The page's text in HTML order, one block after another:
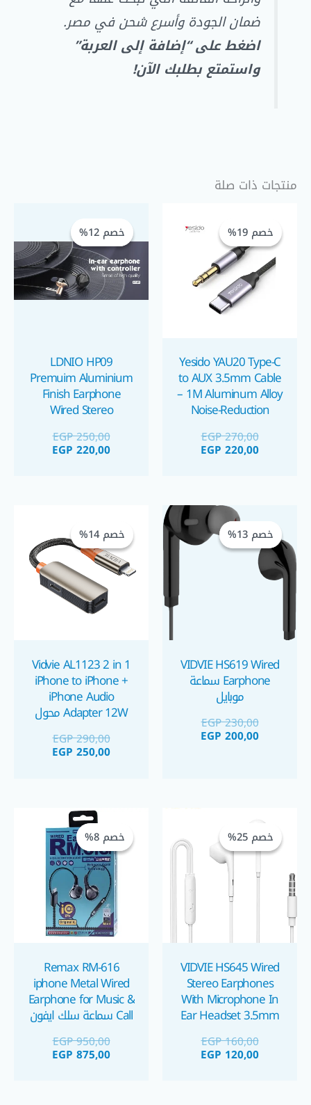
ضمان الجودة وأسرع شحن في مصر.
اضغط على “إضافة إلى العربة”
واستمتع بطلبك الآن!
منتجات ذات صلة
خصم 19%
خصم 19%
Yesido YAU20 Type-C
to AUX 3.5mm Cable
– 1M Aluminum Alloy
Noise-Reduction
تايب سي
EGP270,00
الأصلي
هو:
EGP 220,00
الحالي
هو: خصم 12%
خصم 12%
LDNIO HP09
Premuim Aluminium
Finish Earphone
Wired Stereo
أذن سلكية مصنوعة من
الألمنيوم فاخرة
EGP250,00
250,00.
EGP 220,00
220,00.
خصم 13%
خصم 13%
VIDVIE HS619 Wired
Earphone سماعة
موبايل
EGP230,00
السعر
الأصلي
هو:
EGP 230,00.
EGP 200,00
السعر
الحالي
هو:
EGP 200,00.
خصم 14%
خصم 14%
Vidvie AL1123 2 in 1
iPhone to iPhone +
iPhone Audio
Adapter 12W محول
EGP290,00
هو:
290,00.
EGP 250,00
هو:
250,00.
خصم 25%
خصم 25%
VIDVIE HS645 Wired
Stereo Earphones
With Microphone In
Ear Headset 3.5mm
EGP160,00
السعر
هو:
EGP 160,00.
EGP 120,00
السعر
هو:
EGP 120,00.
خصم 8%
خصم 8%
Remax RM-616
iphone Metal Wired
Earphone for Music &
Call سماعة سلك ايفون
EGP950,00
الأصلي
هو:
950,00.
EGP 875,00
الحالي
هو:
875,00.